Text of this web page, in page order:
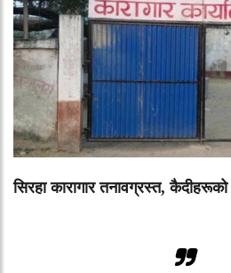
सिरहा कारागार तनावग्रस्त, कैदीहरूको